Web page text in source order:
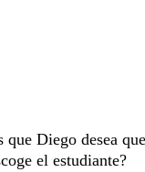
Diego desea
el estudiante?